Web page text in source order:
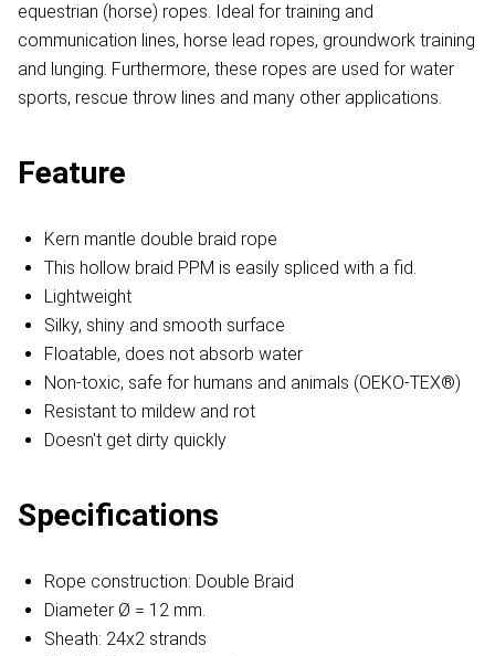
equestrian (horse) ropes. Ideal for training and
communication lines, horse lead ropes, groundwork training
and lunging. Furthermore, these ropes are used for water
sports, rescue throw lines and many other applications.​
Feature
Kern mantle double braid rope
This hollow braid PPM is easily spliced with a fid.
Lightweight
Silky, shiny and smooth surface
Floatable, does not absorb water
Non-toxic, safe for humans and animals (OEKO-TEX®)
Resistant to mildew and rot
Doesn't get dirty quickly
Specifications
Rope construction: Double Braid
Diameter Ø = 12 mm.
Sheath: 24x2 strands